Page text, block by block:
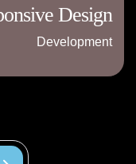
Design
Development